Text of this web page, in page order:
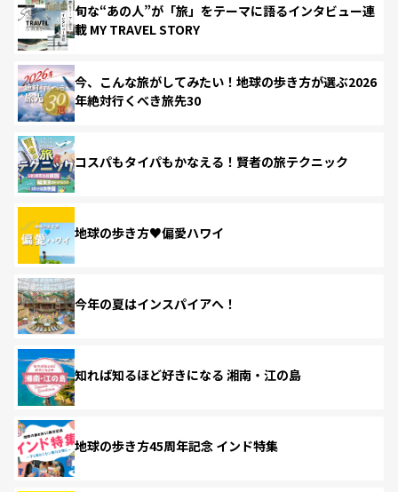
旬な“あの人”が「旅」をテーマに語るインタビュー連
載 MY TRAVEL STORY
今、こんな旅がしてみたい！地球の歩き方が選ぶ2026
年絶対行くべき旅先30
コスパもタイパもかなえる！賢者の旅テクニック
地球の歩き方♥偏愛ハワイ
今年の夏はインスパイアへ！
知れば知るほど好きになる 湘南・江の島
地球の歩き方45周年記念 インド特集